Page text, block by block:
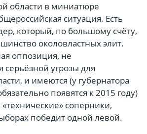
области в миниатюре
ситуация. Есть
который, по большому счёту,
околовластных элит.
оппозиция, не
угрозы для
и имеются (у губернатора
появятся к 2015 году)
соперники,
победит одной левой.